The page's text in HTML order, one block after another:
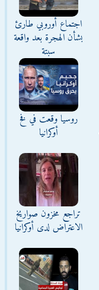
اجتماع أوروبي طارئ
بشأن الهجرة بعد واقعة
سبتة
روسيا وقعت في فخ
أوكرانيا
تراجع مخزون صواريخ
الاعتراض لدى أوكرانيا